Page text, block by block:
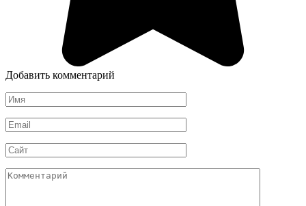
Добавить комментарий
Имя
*
Email
*
Сайт
Комментарий